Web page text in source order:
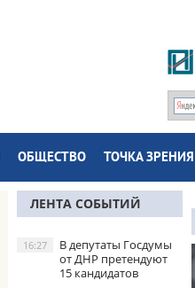
ОБЩЕСТВО ТОЧКА ЗРЕНИЯ
ЛЕНТА СОБЫТИЙ
В депутаты Госдумы
от ДНР претендуют
15 кандидатов
16:27